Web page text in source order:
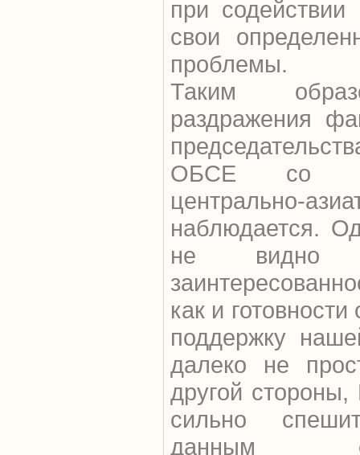
при содействии
свои
проблемы.
Таким
раздражения
ОБСЕ со
центрально-
наблюдается.
не видно
как и
поддержку
далеко не
другой
сильно
данным